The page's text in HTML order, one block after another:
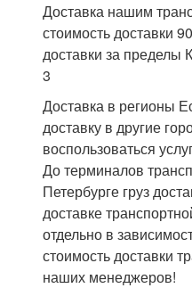
Доставка нашим
стоимость доставки
доставки за пределы
3
Доставка в регионы
доставку в другие
воспользоваться
До терминалов
Петербурге груз
доставке
отдельно в
стоимость доставки
наших менеджеров!